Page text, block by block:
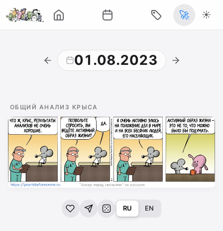
🚀 ☀️
01.08.2023
ОБЩИЙ АНАЛИЗ КРЫСА
RU EN